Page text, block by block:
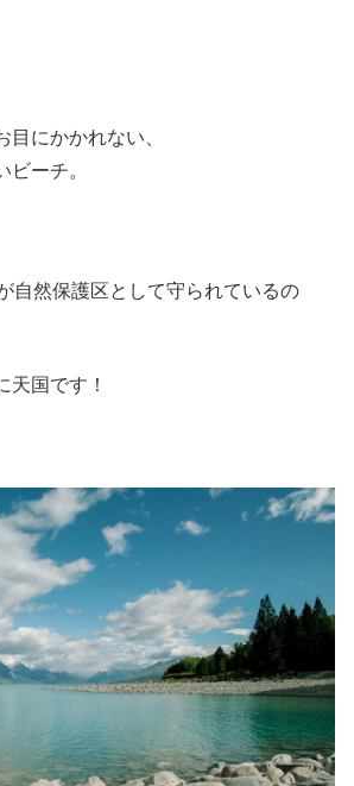
目にかかれない、
ビーチ。
自然保護区として守られているの
天国です！